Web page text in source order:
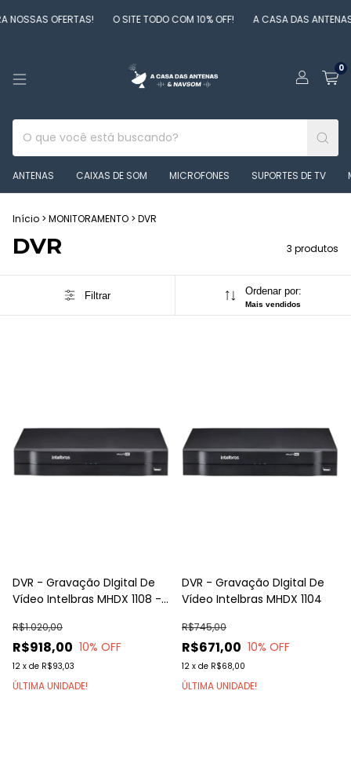
NOSSAS OFERTAS! O SITE TODO COM 10% OFF! A CASA DAS
0
ANTENAS CAIXAS DE SOM MICROFONES SUPORTES DE TV
Início > MONITORAMENTO > DVR
DVR 3 produtos
Filtrar Ordenar por:
Mais vendidos
DVR - Gravação DIgital De
Vídeo Intelbras MHDX 1108 -
R$918,00
R$1.020,00
10% OFF
12 x de R$93,03
ÚLTIMA UNIDADE!
DVR - Gravação DIgital De
Vídeo Intelbras MHDX 1104
R$671,00
R$745,00
10% OFF
12 x de R$68,00
ÚLTIMA UNIDADE!